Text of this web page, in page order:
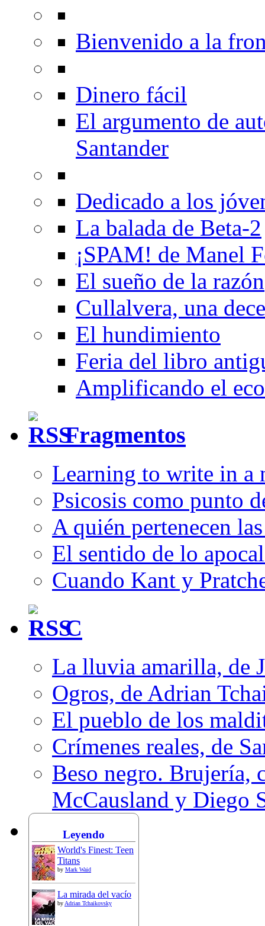
Bienvenido a la
Dinero fácil
El argumento de
Santander
Dedicado a los
La balada de Beta-2
¡SPAM! de Manel
El sueño de la razón
Cullalvera, una
El hundimiento
Feria del libro
Amplificando el
Fragmentos
Learning to write in a
Psicosis como punto
A quién pertenecen
El sentido de lo
Cuando Kant y
C
La lluvia amarilla, de
Ogros, de Adrian
El pueblo de los
Crímenes reales, de
Beso negro. Brujería,
McCausland y Diego
Leyendo
World's Finest: Teen
Titans
by Mark Waid
La mirada del vacío
byAdrian Tchaikovsky